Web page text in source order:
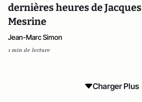
dernières heures de Jacques
Mesrine
Jean-Marc Simon
1 min de lecture
Charger Plus